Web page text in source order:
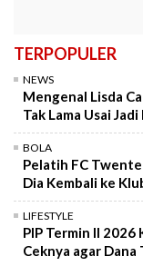
TERPOPULER
NEWS
Mengenal Lisda
Tak Lama Usai
BOLA
Pelatih FC
Dia Kembali ke
LIFESTYLE
PIP Termin II 2026
Ceknya agar Dana